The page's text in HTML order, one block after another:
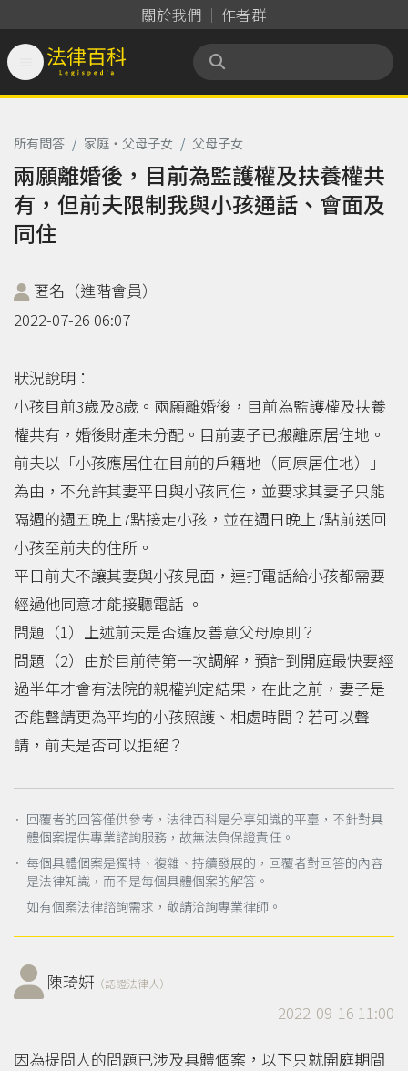
關於我們 作者群
法律百科 Legispedia
所有問答 / 家庭‧父母子女 / 父母子女
兩願離婚後，目前為監護權及扶養權共
有，但前夫限制我與小孩通話、會面及
同住
匿名（進階會員）
2022-07-26 06:07
狀況說明：
小孩目前3歲及8歲。兩願離婚後，目前為監護權及扶養
權共有，婚後財產未分配。目前妻子已搬離原居住地。
前夫以「小孩應居住在目前的戶籍地（同原居住地）」
為由，不允許其妻平日與小孩同住，並要求其妻子只能
隔週的週五晚上7點接走小孩，並在週日晚上7點前送回
小孩至前夫的住所。
平日前夫不讓其妻與小孩見面，連打電話給小孩都需要
經過他同意才能接聽電話 。
問題（1）上述前夫是否違反善意父母原則？
問題（2）由於目前待第一次調解，預計到開庭最快要經
過半年才會有法院的親權判定結果，在此之前，妻子是
否能聲請更為平均的小孩照護、相處時間？若可以聲
請，前夫是否可以拒絕？
． 回覆者的回答僅供參考，法律百科是分享知識的平臺，不針對具
體個案提供專業諮詢服務，故無法負保證責任。
． 每個具體個案是獨特、複雜、持續發展的，回覆者對回答的內容
是法律知識，而不是每個具體個案的解答。
如有個案法律諮詢需求，敬請洽詢專業律師。
陳琦姸 （認證法律人）
2022-09-16 11:00
因為提問人的問題已涉及具體個案，以下只就開庭期間